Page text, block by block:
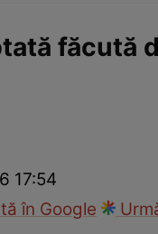
făcută
17:54
în Google